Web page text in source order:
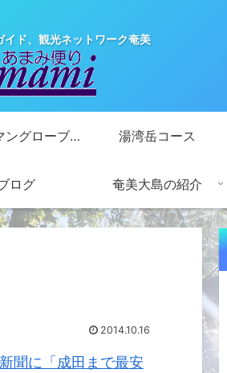
ド、観光ネットワーク奄美
金作原+マングローブカヌーコース 湯湾岳コース
ログ 奄美大島の紹介
2014.10.16
聞に「成田まで最安